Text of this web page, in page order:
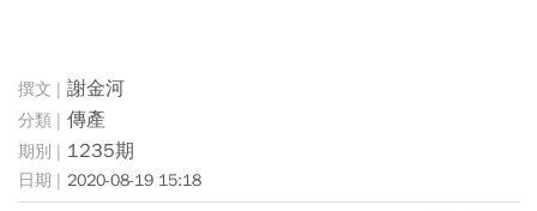
謝金河
傳產
1235期
2020-08-19 15:18